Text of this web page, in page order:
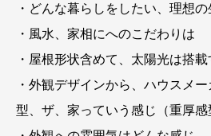
・どんな暮らしをしたい、理想の
・風水、家相にへのこだわりは
・屋根形状含めて、太陽光は搭
・外観デザインから、ハウスメー
型、ザ、家っていう感じ（重厚感